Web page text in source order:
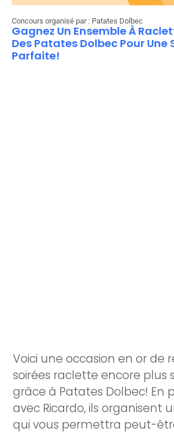
Concours organisé par : Patates Dolbec
Gagnez Un Ensemble À
Des Patates Dolbec Pour Une
Parfaite!
Voici une occasion en or de
soirées raclette encore plus
grâce à Patates Dolbec! En
avec Ricardo, ils organisent
qui vous permettra peut-